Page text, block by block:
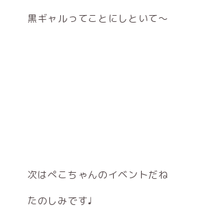
黒ギャルってことにしといて〜
次はぺこちゃんのイベントだね
たのしみです♩